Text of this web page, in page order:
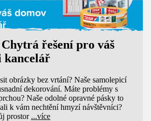
řešení pro váš
kancelář
obrázky bez vrtání? Naše samolepicí
dekorování. Máte problémy s
Naše odolné opravné pásky to
k vám nechtění hmyzí návštěvníci?
prostor ...více